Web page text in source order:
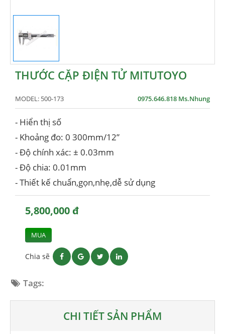
THƯỚC CẶP ĐIỆN TỬ MITUTOYO
MODEL: 500-173 0975.646.818 Ms.Nhung
- Hiển thị số
- Khoảng đo: 0 300mm/12”
- Độ chính xác: ± 0.03mm
- Độ chia: 0.01mm
- Thiết kế chuẩn,gọn,nhẹ,dễ sử dụng
5,800,000 đ
MUA
Chia sẽ
Tags:
CHI TIẾT SẢN PHẨM